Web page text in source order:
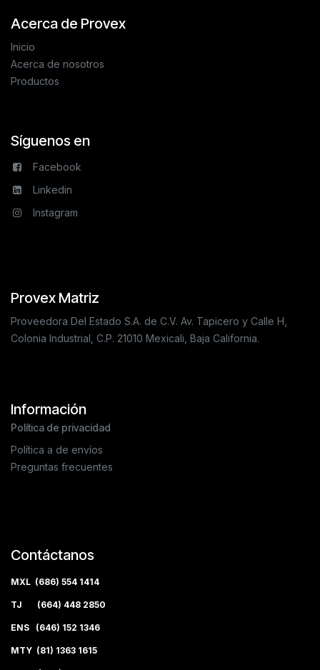
Acerca de Provex
Inicio
Acerca de nosotros
Productos
Síguenos en
Facebook
Linkedin
Instagram
Provex Matriz
Proveedora Del Estado S.A. de C.V. Av. Tapicero y Calle H,
Colonia Industrial, C.P. 21010 Mexicali, Baja California.
Información
Política de privacidad
Política a de envíos
Preguntas frecuentes
Contáctanos
MXL (686) 554 1414
TJ (664) 448 2850
ENS (646) 152 1346
MTY (81) 1363 1615